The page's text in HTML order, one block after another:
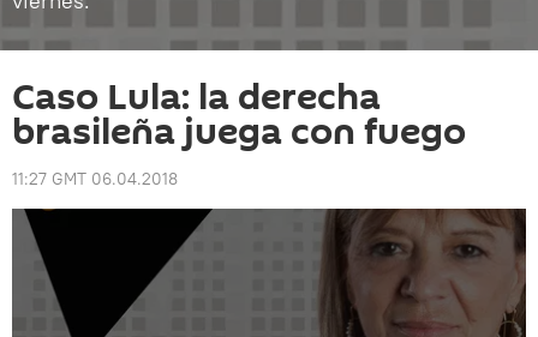
Caso Lula: la derecha
brasileña juega con fuego
11:27 GMT 06.04.2018